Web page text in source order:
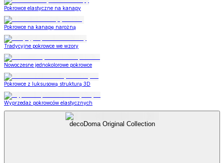
Pokrowce elastyczne na kanapy
Pokrowce na kanapę narożną
Tradycyjne pokrowce we wzory
Nowoczesne jednokolorowe pokrowce
Pokrowce z luksusową strukturą 3D
Wyprzedaż pokrowców elastycznych
decoDoma Original Collection